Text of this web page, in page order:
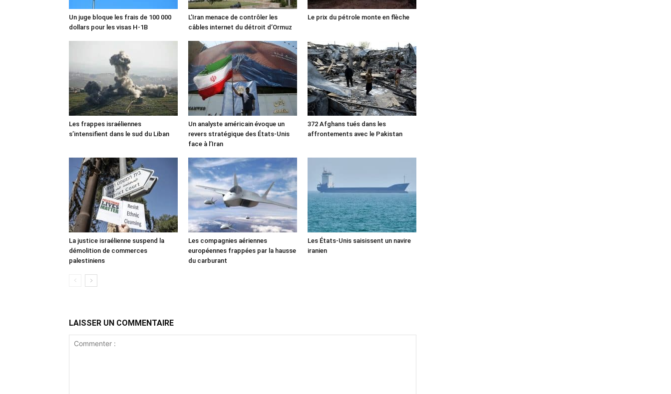
Un juge bloque les frais de 100 000
dollars pour les visas H-1B
L’Iran menace de contrôler les
câbles internet du détroit d’Ormuz
Le prix du pétrole monte en flèche
Les frappes israéliennes
s’intensifient dans le sud du Liban
Un analyste américain évoque un
revers stratégique des États-Unis
face à l’Iran
372 Afghans tués dans les
affrontements avec le Pakistan
La justice israélienne suspend la
démolition de commerces
palestiniens
Les compagnies aériennes
européennes frappées par la hausse
du carburant
Les États-Unis saisissent un navire
iranien
LAISSER UN COMMENTAIRE